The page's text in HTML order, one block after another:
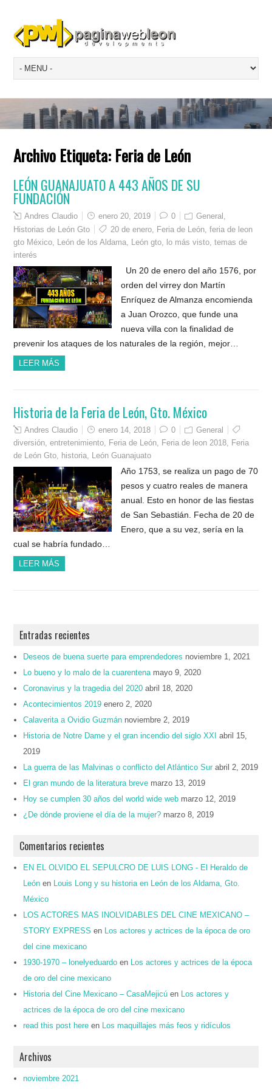
Archivo Etiqueta: Feria de León
LEÓN GUANAJUATO A 443 AÑOS DE SU
FUNDACIÓN
Andres Claudio enero 20, 2019 0 General
Historias de León Gto
20 de enero Feria de León ,feria de leon
gto México
León de los Aldama León gto lo más visto ,temas de
interés
Un 20 de enero del año 1576, por
orden del virrey don Martín
Enríquez de Almanza encomienda
a Juan Orozco, que funde una
nueva villa con la finalidad de
prevenir los ataques de los naturales de la región, mejor…
LEER MÁS
Historia de la Feria de León, Gto. México
Andres Claudio enero 14, 2018 0
General
diversión ,entretenimiento Feria de León Feria de leon 2018
Feria
de León Gto
historia León Guanajuato
Año 1753, se realiza un pago de 70
pesos y cuatro reales de manera
anual. Esto en honor de las fiestas
de San Sebastián. Fecha de 20 de
Enero, que a su vez, sería en la
cual se habría fundado…
LEER MÁS
Entradas recientes
Deseos de buena suerte para emprendedores noviembre 1, 2021
Lo bueno y lo malo de la cuarentena mayo 9, 2020
Coronavirus y la tragedia del 2020 abril 18, 2020
Acontecimientos 2019 enero 2, 2020
Calaverita a Ovidio Guzmán noviembre 2, 2019
Historia de Notre Dame y el gran incendio del siglo XXI
abril 15,
2019
La guerra de las Malvinas o conflicto del Atlántico Sur abril 2, 2019
El gran mundo de la literatura breve marzo 13, 2019
Hoy se cumplen 30 años del world wide web marzo 12, 2019
¿De dónde proviene el día de la mujer? marzo 8, 2019
Comentarios recientes
EN EL OLVIDO EL SEPULCRO DE LUIS LONG - El Heraldo de
León en
Louis Long y su historia en León de los Aldama, Gto.
México
LOS ACTORES MAS INOLVIDABLES DEL CINE MEXICANO –
STORY EXPRESS en
Los actores y actrices de la época de oro
del cine mexicano
1930-1970 – lonelyeduardo en
Los actores y actrices de la época
de oro del cine mexicano
Historia del Cine Mexicano – CasaMejicú en
Los actores y
actrices de la época de oro del cine mexicano
read this post here en Los maquillajes más feos y ridículos
Archivos
noviembre 2021